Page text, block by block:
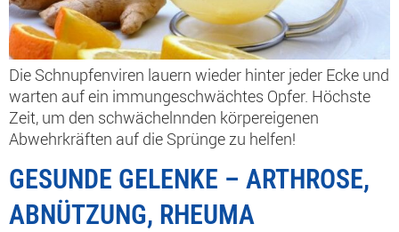
Die Schnupfenviren lauern wieder hinter jeder Ecke und
warten auf ein immungeschwächtes Opfer. Höchste
Zeit, um den schwächelnnden körpereigenen
Abwehrkräften auf die Sprünge zu helfen!
GESUNDE GELENKE – ARTHROSE,
ABNÜTZUNG, RHEUMA